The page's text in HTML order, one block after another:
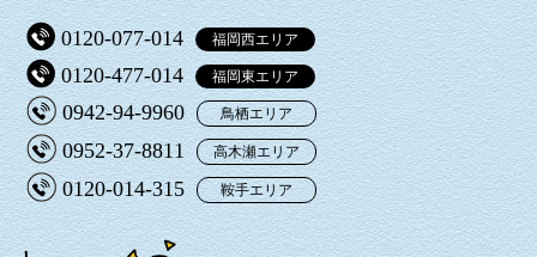
0120-077-014 福岡西エリア
0120-477-014 福岡東エリア
0942-94-9960 鳥栖エリア
0952-37-8811 高木瀬エリア
0120-014-315 鞍手エリア